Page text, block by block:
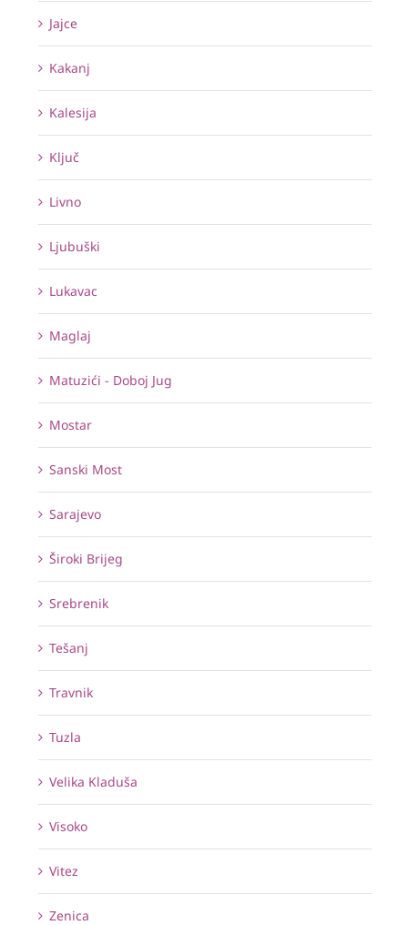
Jajce
Kakanj
Kalesija
Ključ
Livno
Ljubuški
Lukavac
Maglaj
Matuzići - Doboj Jug
Mostar
Sanski Most
Sarajevo
Široki Brijeg
Srebrenik
Tešanj
Travnik
Tuzla
Velika Kladuša
Visoko
Vitez
Zenica